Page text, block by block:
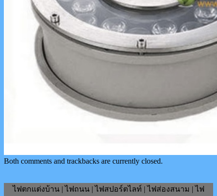
Both comments and trackbacks are currently closed.
ไฟตกแต่งบ้าน | ไฟถนน | ไฟสปอร์ตไลท์ | ไฟส่องสนาม | ไฟ